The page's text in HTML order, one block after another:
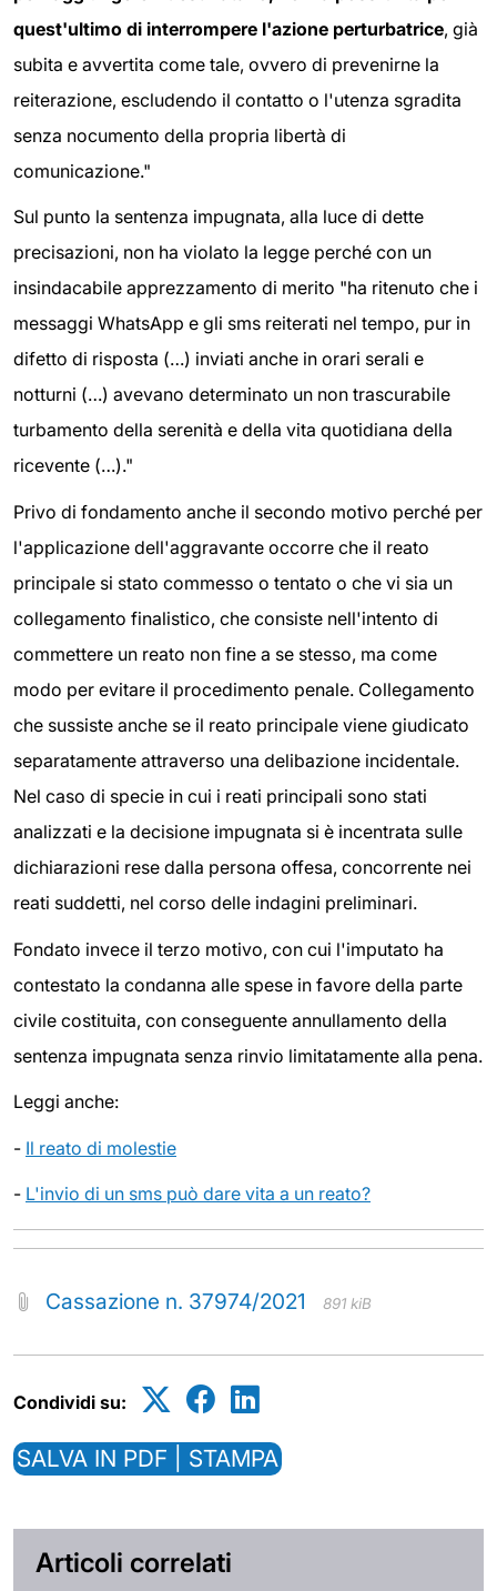
quest'ultimo di interrompere l'azione perturbatrice, già
subita e avvertita come tale, ovvero di prevenirne la
reiterazione, escludendo il contatto o l'utenza sgradita
senza nocumento della propria libertà di
comunicazione."
Sul punto la sentenza impugnata, alla luce di dette
precisazioni, non ha violato la legge perché con un
insindacabile apprezzamento di merito "ha ritenuto che i
messaggi WhatsApp e gli sms reiterati nel tempo, pur in
difetto di risposta (…) inviati anche in orari serali e
notturni (…) avevano determinato un non trascurabile
turbamento della serenità e della vita quotidiana della
ricevente (…)."
Privo di fondamento anche il secondo motivo perché per
l'applicazione dell'aggravante occorre che il reato
principale si stato commesso o tentato o che vi sia un
collegamento finalistico, che consiste nell'intento di
commettere un reato non fine a se stesso, ma come
modo per evitare il procedimento penale. Collegamento
che sussiste anche se il reato principale viene giudicato
separatamente attraverso una delibazione incidentale.
Nel caso di specie in cui i reati principali sono stati
analizzati e la decisione impugnata si è incentrata sulle
dichiarazioni rese dalla persona offesa, concorrente nei
reati suddetti, nel corso delle indagini preliminari.
Fondato invece il terzo motivo, con cui l'imputato ha
contestato la condanna alle spese in favore della parte
civile costituita, con conseguente annullamento della
sentenza impugnata senza rinvio limitatamente alla pena.
Leggi anche:
- Il reato di molestie
- L'invio di un sms può dare vita a un reato?
Cassazione n. 37974/2021 891 kiB
Condividi su:
SALVA IN PDF | STAMPA
Articoli correlati